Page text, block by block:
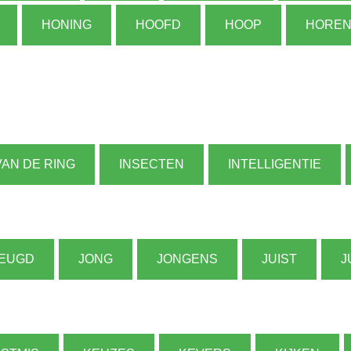
HONING HOOFD HOOP HOREN
DE RING INSECTEN INTELLIGENTIE
JONG JONGENS JUIST